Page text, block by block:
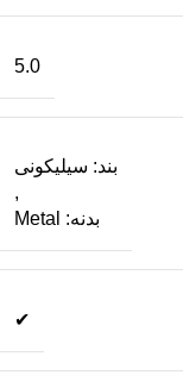
5.0
بند: سیلیکونی
,
بدنه: Metal
✔